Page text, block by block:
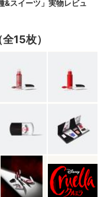
15枚）